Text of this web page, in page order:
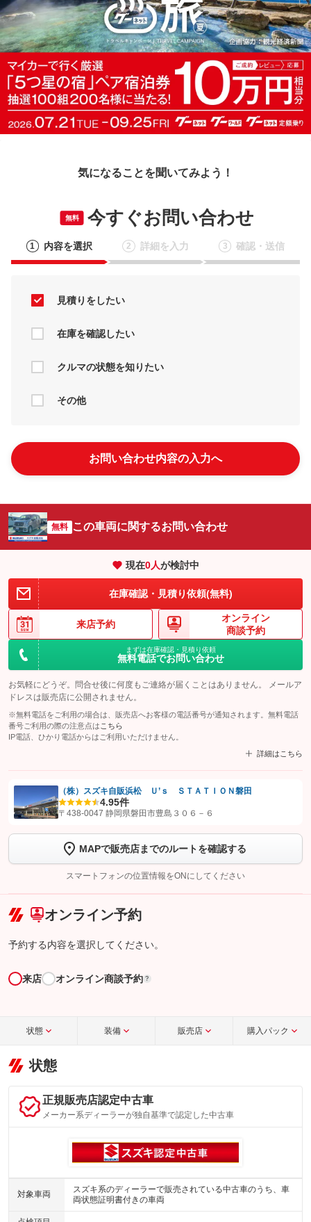
気になることを聞いてみよう！
無料 今すぐお問い合わせ
1 内容を選択 2 詳細を入力 3 確認・送信
見積りをしたい
在庫を確認したい
クルマの状態を知りたい
その他
お問い合わせ内容の入力へ
無料 この車両に関するお問い合わせ
現在0人が検討中
在庫確認・見積り依頼(無料)
来店予約
オンライン
商談予約
まずは在庫確認・見積り依頼
無料電話でお問い合わせ
お気軽にどうぞ。問合せ後に何度もご連絡が届くことはありません。 メールア
ドレスは販売店に公開されません。
※無料電話をご利用の場合は、販売店へお客様の電話番号が通知されます。無料電話
番号ご利用の際の注意点は こちら
IP電話、ひかり電話からはご利用いただけません。
詳細はこちら
【STEP1】認証画面でグーネットを友だち追加してから「許可する」ボタンを押
トーク画面で
ボタンをタップして問い合わせを
完了してください。
こちら
（株）スズキ自販浜松 Ｕ’ｓ ＳＴＡＴＩＯＮ磐田
4.95件
〒438-0047 静岡県磐田市豊島３０６－６
MAPで販売店までのルートを確認する
スマートフォンの位置情報をONにしてください
オンライン予約
予約する内容を選択してください。
来店 オンライン商談予約 ?
状態 装備 販売店 購入パック
状態
正規販売店認定中古車
メーカー系ディーラーが独自基準で認定した中古車
対象車両
スズキ系のディーラーで販売されている中古車のうち、車
両状態証明書付きの車両